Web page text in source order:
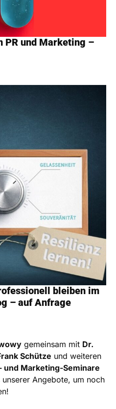
PR und Marketing –
bleiben im
– auf Anfrage
gemeinsam mit Dr.
Schütze und weiteren
und Marketing-Seminare
Angebote, um noch